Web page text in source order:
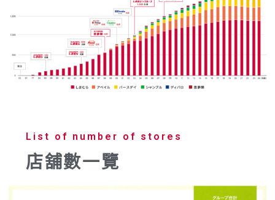
List of number of stores
店舖數一覽